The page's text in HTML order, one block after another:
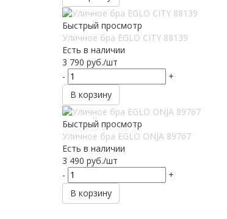
Быстрый просмотр
Уличное бра EGLO CITY 88139
Есть в наличии
3 790 руб./шт
-
+
В корзину
Быстрый просмотр
Уличное бра EGLO ONJA 89767
Есть в наличии
3 490 руб./шт
-
+
В корзину